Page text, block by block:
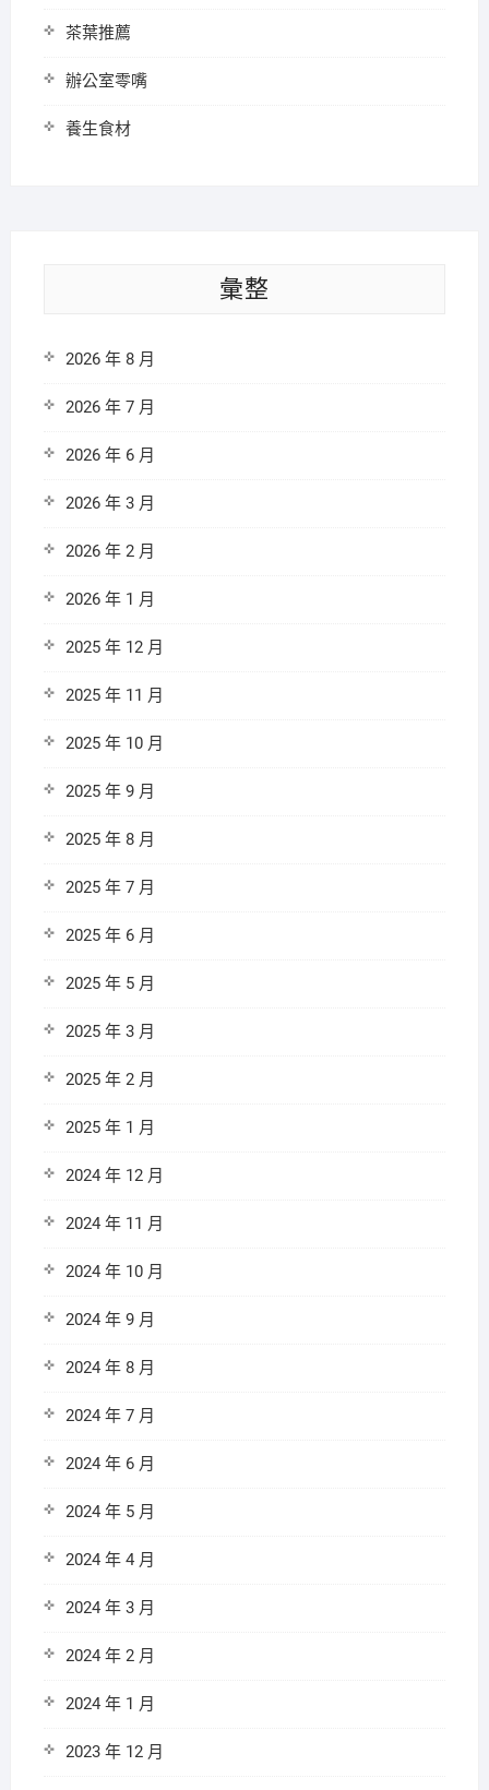
茶葉推薦
辦公室零嘴
養生食材
彙整
2026 年 8 月
2026 年 7 月
2026 年 6 月
2026 年 3 月
2026 年 2 月
2026 年 1 月
2025 年 12 月
2025 年 11 月
2025 年 10 月
2025 年 9 月
2025 年 8 月
2025 年 7 月
2025 年 6 月
2025 年 5 月
2025 年 3 月
2025 年 2 月
2025 年 1 月
2024 年 12 月
2024 年 11 月
2024 年 10 月
2024 年 9 月
2024 年 8 月
2024 年 7 月
2024 年 6 月
2024 年 5 月
2024 年 4 月
2024 年 3 月
2024 年 2 月
2024 年 1 月
2023 年 12 月